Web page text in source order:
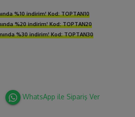
%10 indirim! Kod: TOPTAN10
%20 indirim! Kod: TOPTAN20
%30 indirim! Kod: TOPTAN30
WhatsApp ile Sipariş Ver